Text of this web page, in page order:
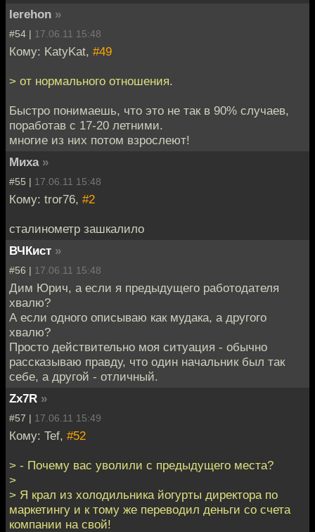
Ierehon »
#54 | 17.06.11 15:48
Кому: KatyKat, #49
> от нормального отношения.
Быстро понимаешь, что это не так в 90% случаев,
поработав с 17-20 летними.
многие из них потом взрослеют!
Миха »
#55 | 17.06.11 15:48
Кому: tror76, #2
сталинометр зашкалило
ВЧКист »
#56 | 17.06.11 15:48
Дим Юрич, а если я предыдущего работодателя
хвалю?
А если одного описываю как мудака, а другого
хвалю?
Просто действительно моя ситуация - обычно
рассказываю правду, что один начальник был так
себе, а другой - отличный.
Zx7R »
#57 | 17.06.11 15:49
Кому: Tef, #52
> - Почему вас уволили с предыдущего места?
>
> Я крал из холодильника йогурты директора по
маркетингу и к тому же переводил деньги со счета
компании на свой!